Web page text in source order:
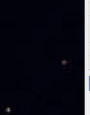
-- hurtownia tkanin Łódź.